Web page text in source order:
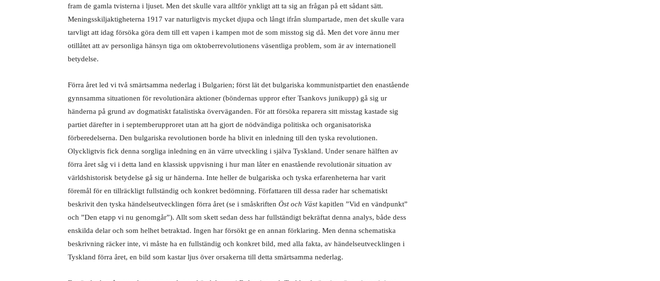
fram de gamla tvisterna i ljuset. Men det skulle vara alltför ynkligt att ta sig an frågan på ett sådant sätt.
Meningsskiljaktigheterna 1917 var naturligtvis mycket djupa och långt ifrån slumpartade, men det skulle vara
tarvligt att idag försöka göra dem till ett vapen i kampen mot de som misstog sig då. Men det vore ännu mer
otillåtet att av personliga hänsyn tiga om oktoberrevolutionens väsentliga problem, som är av internationell
betydelse.
Förra året led vi två smärtsamma nederlag i Bulgarien; först lät det bulgariska kommunistpartiet den enastående
gynnsamma situationen för revolutionära aktioner (böndernas uppror efter Tsankovs junikupp) gå sig ur
händerna på grund av dogmatiskt fatalistiska överväganden. För att försöka reparera sitt misstag kastade sig
partiet därefter in i septemberupproret utan att ha gjort de nödvändiga politiska och organisatoriska
förberedelserna. Den bulgariska revolutionen borde ha blivit en inledning till den tyska revolutionen.
Olyckligtvis fick denna sorgliga inledning en än värre utveckling i själva Tyskland. Under senare hälften av
förra året såg vi i detta land en klassisk uppvisning i hur man låter en enastående revolutionär situation av
världshistorisk betydelse gå sig ur händerna. Inte heller de bulgariska och tyska erfarenheterna har varit
föremål för en tillräckligt fullständig och konkret bedömning. Författaren till dessa rader har schematiskt
beskrivit den tyska händelseutvecklingen förra året (se i småskriften Öst och Västkapitlen ”Vid en vändpunkt”
och ”Den etapp vi nu genomgår”). Allt som skett sedan dess har fullständigt bekräftat denna analys, både dess
enskilda delar och som helhet betraktad. Ingen har försökt ge en annan förklaring. Men denna schematiska
beskrivning räcker inte, vi måste ha en fullständig och konkret bild, med alla fakta, av händelseutvecklingen i
Tyskland förra året, en bild som kastar ljus över orsakerna till detta smärtsamma nederlag.